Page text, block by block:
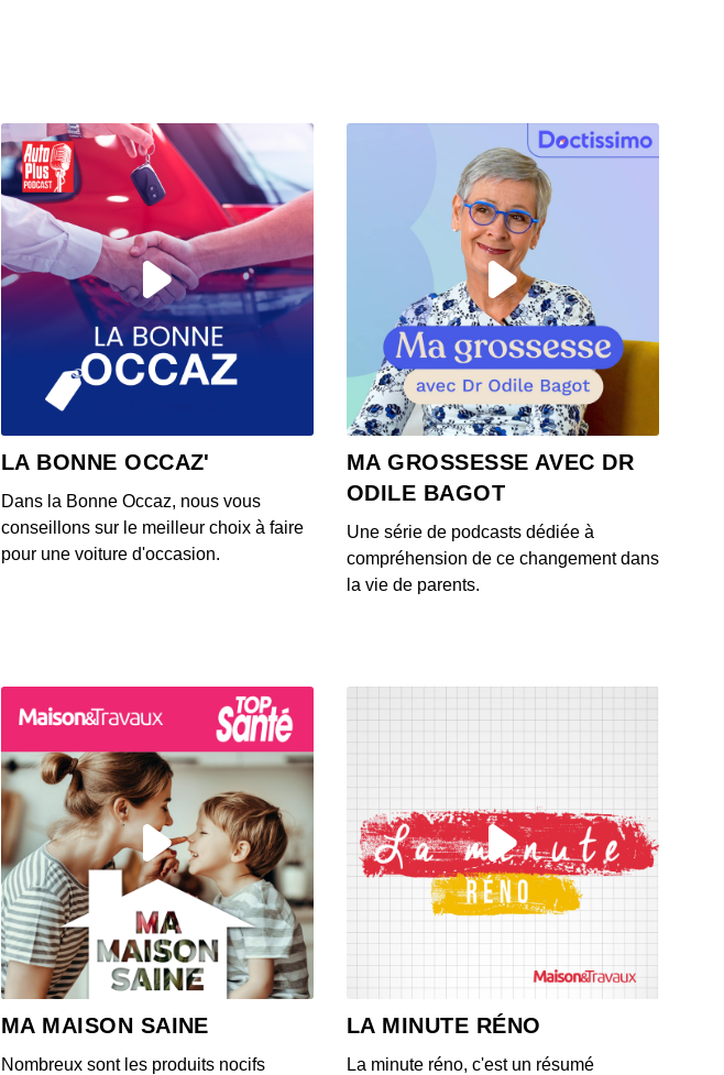
LA BONNE OCCAZ'
Dans la Bonne Occaz, nous vous
conseillons sur le meilleur choix à faire
pour une voiture d'occasion.
MA GROSSESSE AVEC DR
ODILE BAGOT
Une série de podcasts dédiée à
compréhension de ce changement dans
la vie de parents.
MA MAISON SAINE
Nombreux sont les produits nocifs
LA MINUTE RÉNO
La minute réno, c'est un résumé